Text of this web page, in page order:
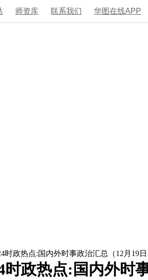
师资库 联系我们 华图在线APP
时政热点:国内外时事政治汇总（12月19日
时政热点:国内外时